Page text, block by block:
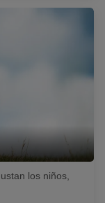
los niños,